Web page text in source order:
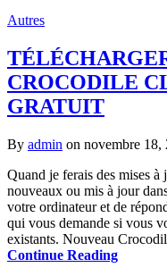
Autres
CROCODILE
GRATUIT
By admin on novembre 18,
Quand je ferais des mises
nouveaux ou mis à jour
votre ordinateur et de
qui vous demande si vous
existants. Nouveau
Continue Reading